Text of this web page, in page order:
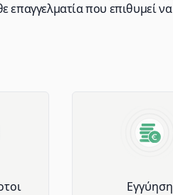
επαγγελματία που επιθυμεί να
Eγγύηση